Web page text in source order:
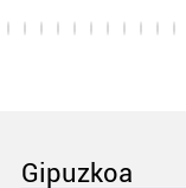
Gipuzkoa